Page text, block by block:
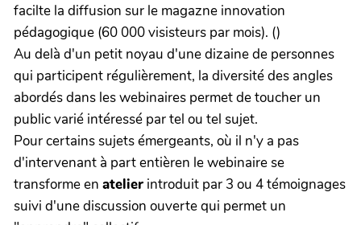
facilte la diffusion sur le magazne innovation
pédagogique (60 000 visisteurs par mois). ()
Au delà d'un petit noyau d'une dizaine de personnes
qui participent régulièrement, la diversité des angles
abordés dans les webinaires permet de toucher un
public varié intéressé par tel ou tel sujet.
Pour certains sujets émergeants, où il n'y a pas
d'intervenant à part entièren le webinaire se
transforme en atelier introduit par 3 ou 4 témoignages
suivi d'une discussion ouverte qui permet un